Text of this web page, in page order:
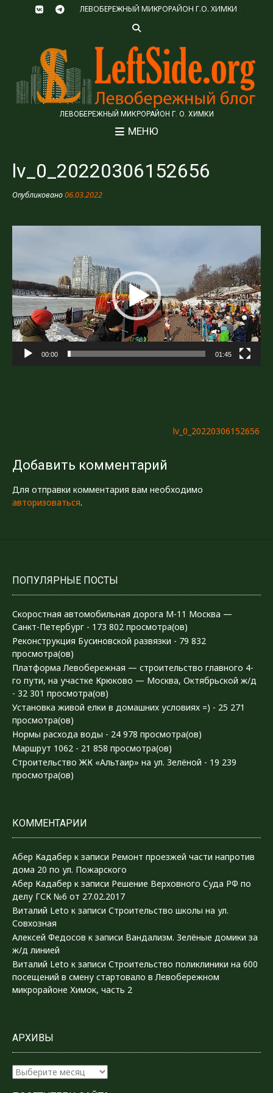
ЛЕВОБЕРЕЖНЫЙ МИКРОРАЙОН Г.О. ХИМКИ
ЛЕВОБЕРЕЖНЫЙ МИКРОРАЙОН Г. О. ХИМКИ
МЕНЮ
lv_0_20220306152656
Опубликовано06.03.2022
00:00 01:45
записям
lv_0_20220306152656
Добавить комментарий
Для отправки комментария вам необходимо
авторизоваться.
ПОПУЛЯРНЫЕ ПОСТЫ
Скоростная автомобильная дорога М-11 Москва —
Санкт-Петербург - 173 802 просмотра(ов)
Реконструкция Бусиновской развязки - 79 832
просмотра(ов)
Платформа Левобережная — строительство главного 4-
го пути, на участке Крюково — Москва, Октябрьской ж/д
- 32 301 просмотра(ов)
Установка живой елки в домашних условиях =) - 25 271
просмотра(ов)
Нормы расхода воды - 24 978 просмотра(ов)
Маршрут 1062 - 21 858 просмотра(ов)
Строительство ЖК «Альтаир» на ул. Зелёной - 19 239
просмотра(ов)
КОММЕНТАРИИ
Абер Кадабер к записи Ремонт проезжей части напротив
дома 20 по ул. Пожарского
Абер Кадабер к записи Решение Верховного Суда РФ по
делу ГСК №6 от 27.02.2017
Виталий Leto к записи Строительство школы на ул.
Совхозная
Алексей Федосов к записи Вандализм. Зелёные домики за
ж/д линией
Виталий Leto к записи Строительство поликлиники на 600
посещений в смену стартовало в Левобережном
микрорайоне Химок, часть 2
АРХИВЫ
Архивы